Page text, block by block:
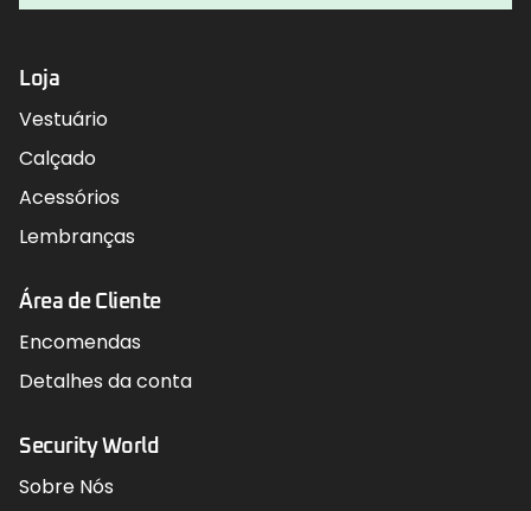
Loja
Vestuário
Calçado
Acessórios
Lembranças
Área de Cliente
Encomendas
Detalhes da conta
Security World
Sobre Nós